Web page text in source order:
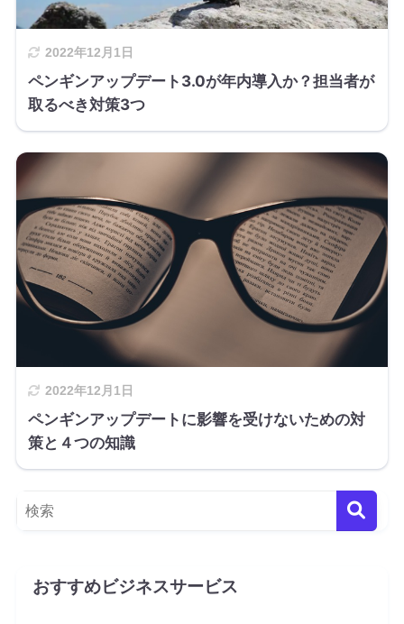
2022年12月1日
ペンギンアップデート3.0が年内導入か？担当者が
取るべき対策3つ
2022年12月1日
ペンギンアップデートに影響を受けないための対
策と４つの知識
おすすめビジネスサービス